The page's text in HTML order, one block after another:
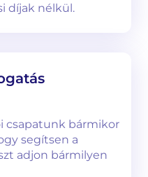
díjak nélkül.
csapatunk bármikor
segítsen a
adjon bármilyen